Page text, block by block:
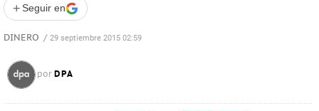
+ Seguir en
DINERO / 29 septiembre 2015 02:59
por DPA